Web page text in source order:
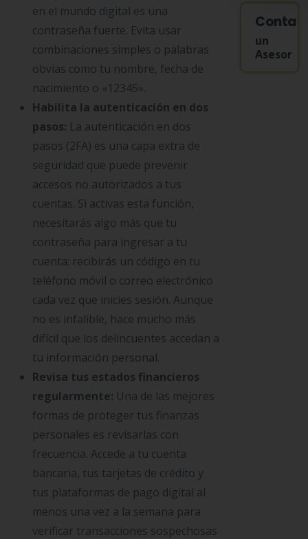
en el mundo digital es una
contraseña fuerte. Evita usar
combinaciones simples o palabras
obvias como tu nombre, fecha de
nacimiento o «12345».
Habilita la autenticación en dos
pasos: La autenticación en dos
pasos (2FA) es una capa extra de
seguridad que puede prevenir
accesos no autorizados a tus
cuentas. Si activas esta función,
necesitarás algo más que tu
contraseña para ingresar a tu
cuenta: recibirás un código en tu
teléfono móvil o correo electrónico
cada vez que inicies sesión. Aunque
no es infalible, hace mucho más
difícil que los delincuentes accedan a
tu información personal.
Revisa tus estados financieros
regularmente: Una de las mejores
formas de proteger tus finanzas
personales es revisarlas con
frecuencia. Accede a tu cuenta
bancaria, tus tarjetas de crédito y
tus plataformas de pago digital al
menos una vez a la semana para
verificar transacciones sospechosas
un
Asesor